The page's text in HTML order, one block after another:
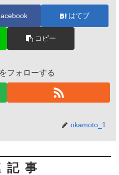
はてブ
コピー
フォローする
okamoto_1
記事